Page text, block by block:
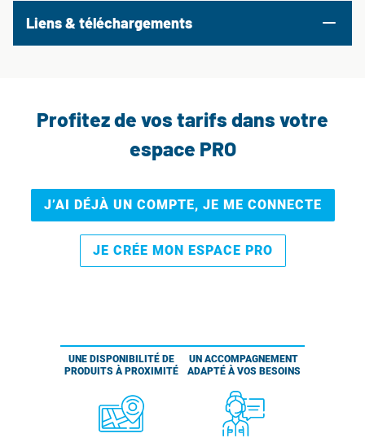
Liens & téléchargements
Profitez de vos tarifs dans votre
espace PRO
J’AI DÉJÀ UN COMPTE, JE ME CONNECTE
JE CRÉE MON ESPACE PRO
UNE DISPONIBILITÉ DE
PRODUITS À PROXIMITÉ
UN ACCOMPAGNEMENT
ADAPTÉ À VOS BESOINS